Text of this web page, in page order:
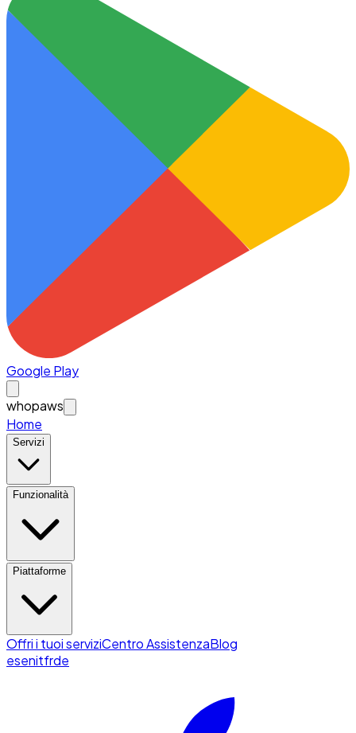
Google Play
whopaws
Home
Servizi
Funzionalità
Piattaforme
Offri i tuoi serviziCentro AssistenzaBlog
esenitfrde